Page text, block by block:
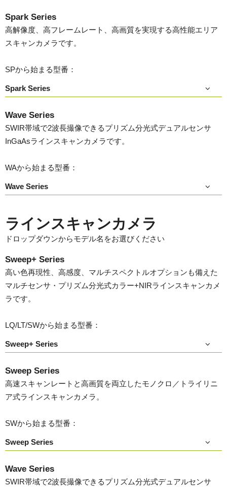
Spark Series
高解像度、高フレームレート、高画質を実現する高性能エリア
スキャンカメラです。
SPから始まる型番：
Spark Series
Wave Series
SWIR帯域で2波長撮像できるプリズム分光式デュアルセンサ
InGaAsラインスキャンカメラです。
WAから始まる型番：
Wave Series
ラインスキャンカメラ
ドロップダウンからモデル名をお選びください
Sweep+ Series
高い色再現性、高感度、マルチスペクトルオプションも備えた
マルチセンサ・プリズム分光式カラー+NIRラインスキャンカメ
ラです。
LQ/LT/SWから始まる型番：
Sweep+ Series
Sweep Series
高速スキャンレートと高画質を両立したモノクロ／トライリニ
ア式ラインスキャンカメラ。
SWから始まる型番：
Sweep Series
Wave Series
SWIR帯域で2波長撮像できるプリズム分光式デュアルセンサ